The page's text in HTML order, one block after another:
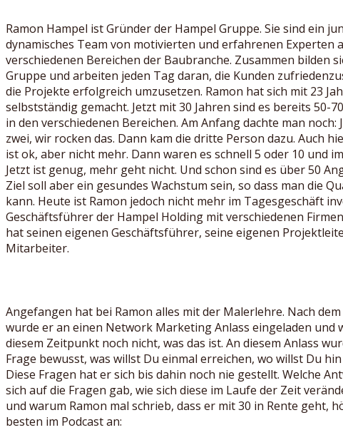
Ramon Hampel ist Gründer der Hampel Gruppe. Sie sind ein
dynamisches Team von motivierten und erfahrenen Experten
verschiedenen Bereichen der Baubranche. Zusammen bilden
Gruppe und arbeiten jeden Tag daran, die Kunden
die Projekte erfolgreich umzusetzen. Ramon hat sich mit 23
selbstständig gemacht. Jetzt mit 30 Jahren sind es bereits 50-
in den verschiedenen Bereichen. Am Anfang dachte man noch:
zwei, wir rocken das. Dann kam die dritte Person dazu. Auch
ist ok, aber nicht mehr. Dann waren es schnell 5 oder 10 und
Jetzt ist genug, mehr geht nicht. Und schon sind es über 50
Ziel soll aber ein gesundes Wachstum sein, so dass man die
kann. Heute ist Ramon jedoch nicht mehr im Tagesgeschäft
Geschäftsführer der Hampel Holding mit verschiedenen
hat seinen eigenen Geschäftsführer, seine eigenen
Mitarbeiter.
Angefangen hat bei Ramon alles mit der Malerlehre. Nach dem
wurde er an einen Network Marketing Anlass eingeladen und
diesem Zeitpunkt noch nicht, was das ist. An diesem Anlass
Frage bewusst, was willst Du einmal erreichen, wo willst Du
Diese Fragen hat er sich bis dahin noch nie gestellt. Welche
sich auf die Fragen gab, wie sich diese im Laufe der Zeit
und warum Ramon mal schrieb, dass er mit 30 in Rente geht,
besten im Podcast an: